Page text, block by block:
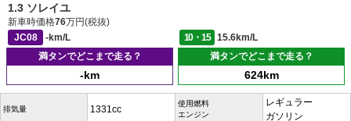
1.3 ソレイユ
新車時価格76万円(税抜)
JC08
-km/L 10・15
15.6km/L
満タンでどこまで走る？
-km
満タンでどこまで走る？
624km
排気量 1331cc
使用燃料
エンジン
レギュラー
ガソリン